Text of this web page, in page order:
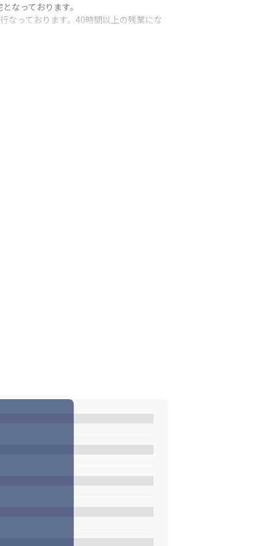
なっております。
なっております。40時間以上の残業にな